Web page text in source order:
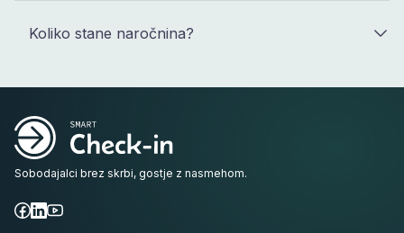
Koliko stane naročnina?
Sobodajalci brez skrbi, gostje z nasmehom.
Facebook
LinkedIn
YouTube